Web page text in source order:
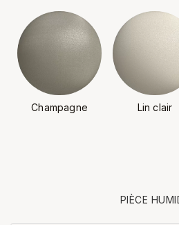
Champagne Lin clair
PIÈCE